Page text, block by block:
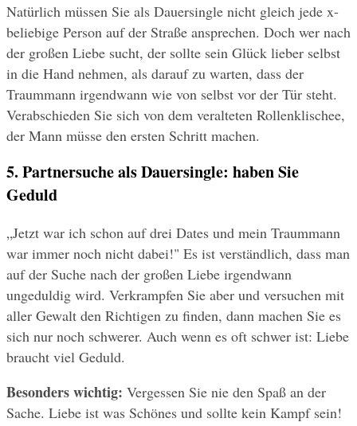
Natürlich müssen Sie als Dauersingle nicht gleich jede x-
beliebige Person auf der Straße ansprechen. Doch wer nach
der großen Liebe sucht, der sollte sein Glück lieber selbst
in die Hand nehmen, als darauf zu warten, dass der
Traummann irgendwann wie von selbst vor der Tür steht.
Verabschieden Sie sich von dem veralteten Rollenklischee,
der Mann müsse den ersten Schritt machen.
5. Partnersuche als Dauersingle: haben Sie
Geduld
„Jetzt war ich schon auf drei Dates und mein Traummann
war immer noch nicht dabei!" Es ist verständlich, dass man
auf der Suche nach der großen Liebe irgendwann
ungeduldig wird. Verkrampfen Sie aber und versuchen mit
aller Gewalt den Richtigen zu finden, dann machen Sie es
sich nur noch schwerer. Auch wenn es oft schwer ist: Liebe
braucht viel Geduld.
Besonders wichtig: Vergessen Sie nie den Spaß an der
Sache. Liebe ist was Schönes und sollte kein Kampf sein!